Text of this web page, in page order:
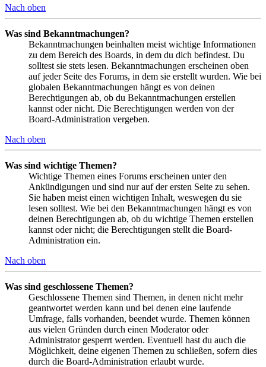
Nach oben
Was sind Bekanntmachungen?
Bekanntmachungen beinhalten meist wichtige Informationen
zu dem Bereich des Boards, in dem du dich befindest. Du
solltest sie stets lesen. Bekanntmachungen erscheinen oben
auf jeder Seite des Forums, in dem sie erstellt wurden. Wie bei
globalen Bekanntmachungen hängt es von deinen
Berechtigungen ab, ob du Bekanntmachungen erstellen
kannst oder nicht. Die Berechtigungen werden von der
Board-Administration vergeben.
Nach oben
Was sind wichtige Themen?
Wichtige Themen eines Forums erscheinen unter den
Ankündigungen und sind nur auf der ersten Seite zu sehen.
Sie haben meist einen wichtigen Inhalt, weswegen du sie
lesen solltest. Wie bei den Bekanntmachungen hängt es von
deinen Berechtigungen ab, ob du wichtige Themen erstellen
kannst oder nicht; die Berechtigungen stellt die Board-
Administration ein.
Nach oben
Was sind geschlossene Themen?
Geschlossene Themen sind Themen, in denen nicht mehr
geantwortet werden kann und bei denen eine laufende
Umfrage, falls vorhanden, beendet wurde. Themen können
aus vielen Gründen durch einen Moderator oder
Administrator gesperrt werden. Eventuell hast du auch die
Möglichkeit, deine eigenen Themen zu schließen, sofern dies
durch die Board-Administration erlaubt wurde.